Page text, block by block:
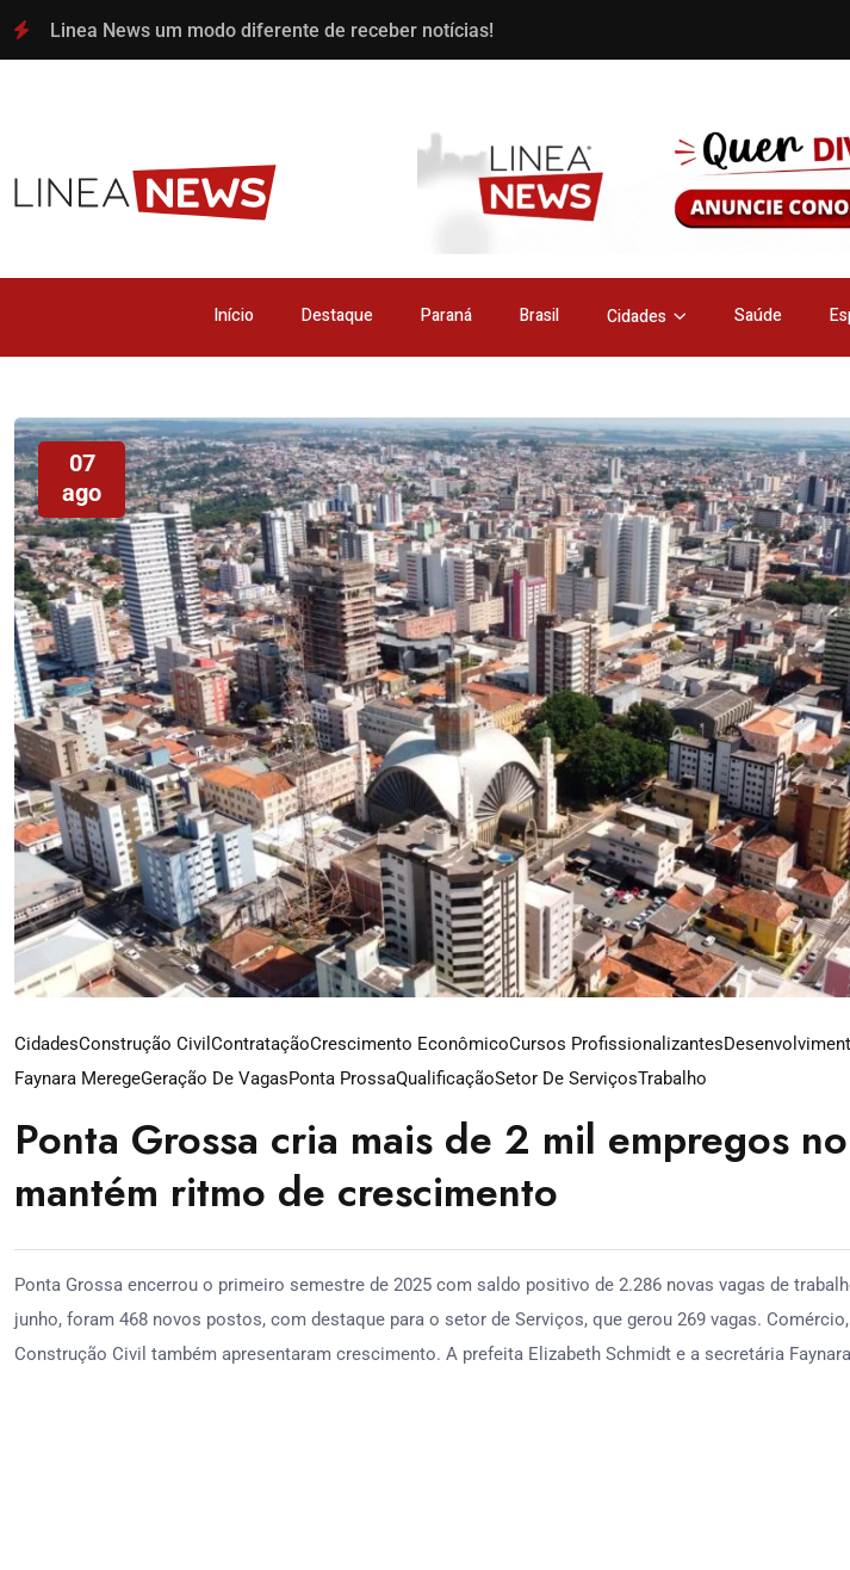
Linea News um modo diferente de receber notícias!
Início Destaque Paraná Brasil Cidades Saúde
07
ago
CidadesConstrução Civil ContrataçãoCrescimento EconômicoCursos Profissionalizantes
Faynara MeregeGeração De VagasPonta ProssaQualificaçãoSetor De ServiçosTrabalho
Ponta Grossa cria mais de 2 mil empregos
mantém ritmo de crescimento
Ponta Grossa encerrou o primeiro semestre de 2025 com saldo positivo de 2.286 novas vagas de
junho, foram 468 novos postos, com destaque para o setor de Serviços, que gerou 269 vagas.
Construção Civil também apresentaram crescimento. A prefeita Elizabeth Schmidt e a secretária